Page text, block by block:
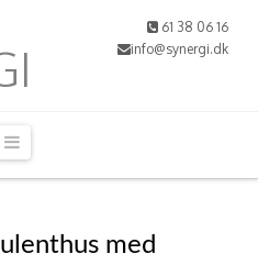
61 38 06 16
info@synergi.dk
Navigation
med